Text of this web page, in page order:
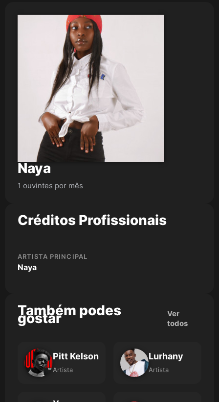
Naya
1 ouvintes por mês
Créditos Profissionais
ARTISTA PRINCIPAL
Naya
Também podes
gostar
Ver
todos
Pitt Kelson
Artista
Lurhany
Artista